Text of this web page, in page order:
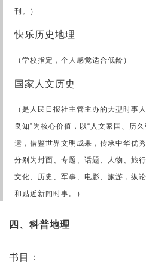
刊。）
快乐历史地理
（学校指定，个人感觉适合低龄）
国家人文历史
（是人民日报社主管主办的大型时事
良知”为核心价值，以“人文家国、历
运，借鉴世界文明成果，传承中华优
分别为封面、专题、话题、人物、旅
文化、历史、军事、电影、旅游，纵
和贴近新闻时事。）
四、科普地理
书目：